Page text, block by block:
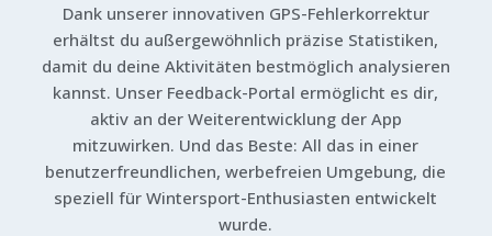
Dank unserer innovativen GPS-Fehlerkorrektur
erhältst du außergewöhnlich präzise Statistiken,
damit du deine Aktivitäten bestmöglich analysieren
kannst. Unser Feedback-Portal ermöglicht es dir,
aktiv an der Weiterentwicklung der App
mitzuwirken. Und das Beste: All das in einer
benutzerfreundlichen, werbefreien Umgebung, die
speziell für Wintersport-Enthusiasten entwickelt
wurde.